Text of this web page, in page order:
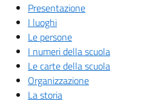
Presentazione
I luoghi
Le persone
I numeri della scuola
Le carte della scuola
Organizzazione
La storia